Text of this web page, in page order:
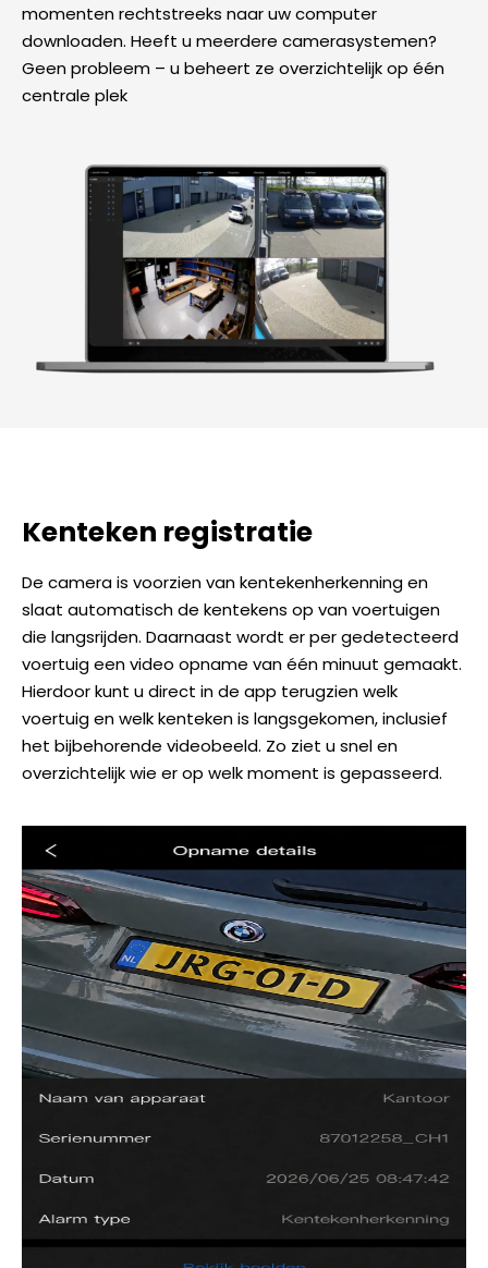
momenten rechtstreeks naar uw computer
downloaden. Heeft u meerdere camerasystemen?
Geen probleem – u beheert ze overzichtelijk op één
centrale plek
Kenteken registratie
De camera is voorzien van kentekenherkenning en
slaat automatisch de kentekens op van voertuigen
die langsrijden. Daarnaast wordt er per gedetecteerd
voertuig een video opname van één minuut gemaakt.
Hierdoor kunt u direct in de app terugzien welk
voertuig en welk kenteken is langsgekomen, inclusief
het bijbehorende videobeeld. Zo ziet u snel en
overzichtelijk wie er op welk moment is gepasseerd.